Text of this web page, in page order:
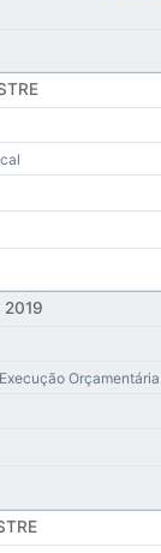
2019
Orçamentária